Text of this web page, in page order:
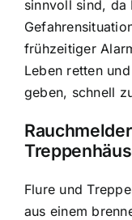
sinnvoll sind, da
frühzeitiger
Leben retten
geben, schnell
Flure und
aus einem